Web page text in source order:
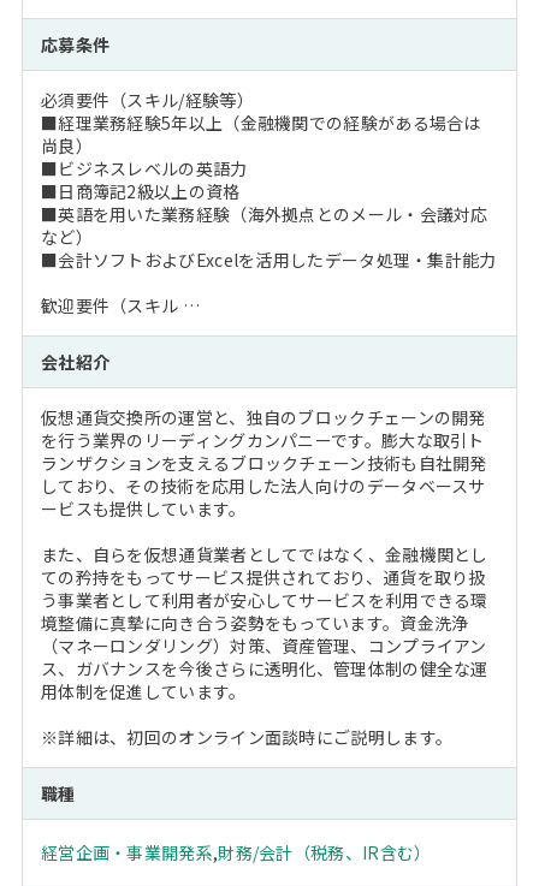
応募条件
必須要件（スキル/経験等）
■経理業務経験5年以上（金融機関での経験がある場合は
尚良）
■ビジネスレベルの英語力
■日商簿記2級以上の資格
■英語を用いた業務経験（海外拠点とのメール・会議対応
など）
■会計ソフトおよびExcelを活用したデータ処理・集計能力
歓迎要件（スキル …
会社紹介
仮想通貨交換所の運営と、独自のブロックチェーンの開発
を行う業界のリーディングカンパニーです。膨大な取引ト
ランザクションを支えるブロックチェーン技術も自社開発
しており、その技術を応用した法人向けのデータベースサ
ービスも提供しています。
また、自らを仮想通貨業者としてではなく、金融機関とし
ての矜持をもってサービス提供されており、通貨を取り扱
う事業者として利用者が安心してサービスを利用できる環
境整備に真摯に向き合う姿勢をもっています。資金洗浄
（マネーロンダリング）対策、資産管理、コンプライアン
ス、ガバナンスを今後さらに透明化、管理体制の健全な運
用体制を促進しています。
※詳細は、初回のオンライン面談時にご説明します。
職種
経営企画・事業開発系,財務/会計（税務、IR含む）